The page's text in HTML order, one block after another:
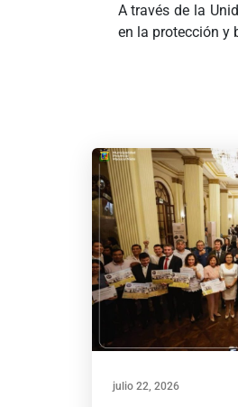
A través de la
en la protección y
julio 22, 2026